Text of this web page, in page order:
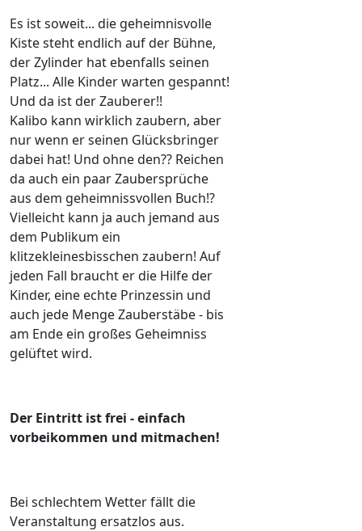
Es ist soweit... die geheimnisvolle
Kiste steht endlich auf der Bühne,
der Zylinder hat ebenfalls seinen
Platz... Alle Kinder warten gespannt!
Und da ist der Zauberer!!
Kalibo kann wirklich zaubern, aber
nur wenn er seinen Glücksbringer
dabei hat! Und ohne den?? Reichen
da auch ein paar Zaubersprüche
aus dem geheimnissvollen Buch!?
Vielleicht kann ja auch jemand aus
dem Publikum ein
klitzekleinesbisschen zaubern! Auf
jeden Fall braucht er die Hilfe der
Kinder, eine echte Prinzessin und
auch jede Menge Zauberstäbe - bis
am Ende ein großes Geheimniss
gelüftet wird.
Der Eintritt ist frei - einfach
vorbeikommen und mitmachen!
Bei schlechtem Wetter fällt die
Veranstaltung ersatzlos aus.